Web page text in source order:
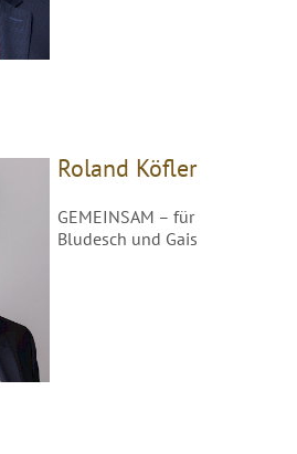
Roland Köfler
GEMEINSAM – für
Bludesch und Gais